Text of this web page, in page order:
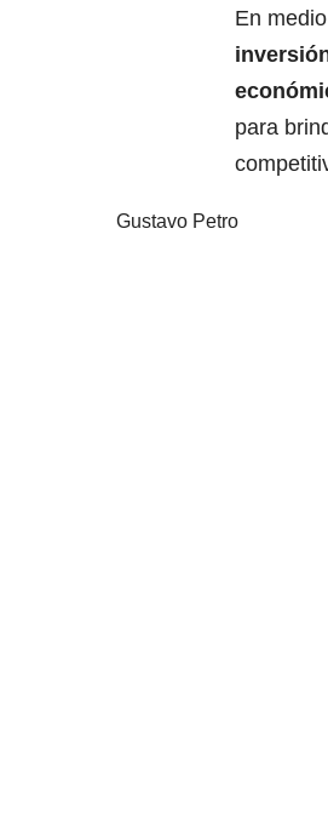
En
para
Gustavo Petro